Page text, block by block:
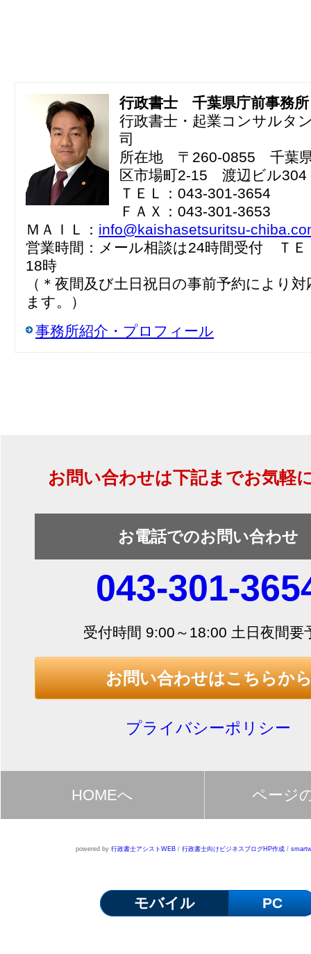
行政書士 千葉県庁前事務所
行政書士・起業コンサルタ
司
所在地 〒260-0855 千葉
区市場町2-15 渡辺ビル304
ＴＥＬ：043-301-3654
ＦＡＸ：043-301-3653
ＭＡＩＬ： info@kaishasetsuritsu-
営業時間：メール相談は24時間受付 ＴＥ
18時
（＊夜間及び土日祝日の事前予約により
ます。）
事務所紹介・プロフィール
お問い合わせは下記までお気軽
お電話でのお問い合わせ
043-301-
受付時間 9:00～18:00 土日夜間要
お問い合わせはこちらか
プライバシーポリシー
HOMEへ ページ
powered by 行政書士アシストWEB/ 行政書士向けビジネスブログHP作成/
モバイル PC